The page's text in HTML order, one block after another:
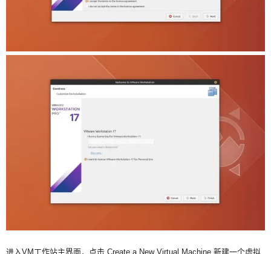
进入VM工作站主界面，点击 Create a New Virtual Machine 新建一个虚拟